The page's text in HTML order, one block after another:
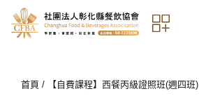
首頁 / 【自費課程】西餐丙級證照班(週四班)